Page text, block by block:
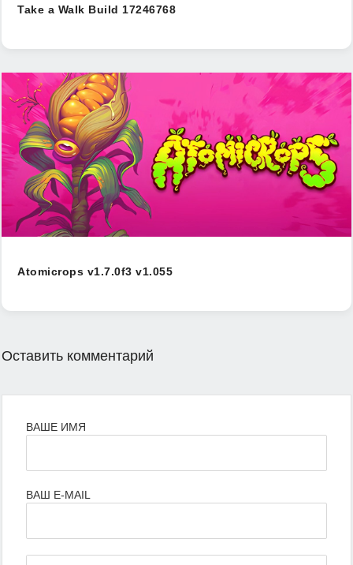
Take a Walk Build 17246768
Atomicrops v1.7.0f3 v1.055
Оставить комментарий
ВАШЕ ИМЯ
ВАШ E-MAIL